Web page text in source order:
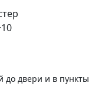
до двери и в пункты